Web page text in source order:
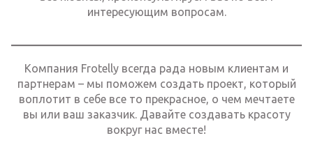
интересующим вопросам.
Компания Frotelly всегда рада новым клиентам и
партнерам – мы поможем создать проект, который
воплотит в себе все то прекрасное, о чем мечтаете
вы или ваш заказчик. Давайте создавать красоту
вокруг нас вместе!